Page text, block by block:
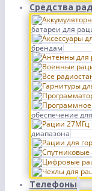
Средства
батареи для
брендам
обеспечение
диапазона
Телефоны